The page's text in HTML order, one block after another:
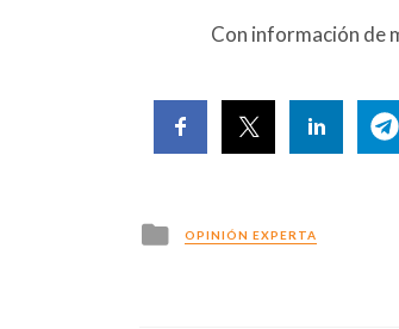
Con información de
Posted
in
OPINIÓN EXPERTA